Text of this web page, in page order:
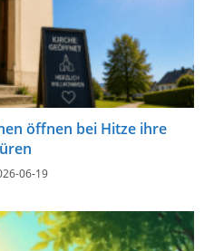
öffnen bei Hitze ihre
06-19